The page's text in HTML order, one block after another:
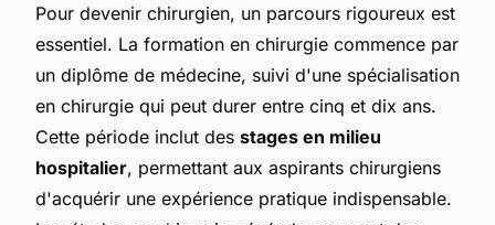
Pour devenir chirurgien, un parcours rigoureux est
essentiel. La formation en chirurgie commence par
un diplôme de médecine, suivi d'une spécialisation
en chirurgie qui peut durer entre cinq et dix ans.
Cette période inclut des stages en milieu
hospitalier, permettant aux aspirants chirurgiens
d'acquérir une expérience pratique indispensable.